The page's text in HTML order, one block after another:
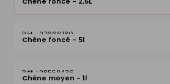
27666180
Chêne foncé - 5l
28559436
Chêne moyen - 1l